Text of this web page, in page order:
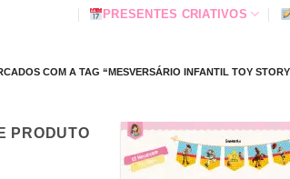
PRESENTES CRIATIVOS
COM A TAG “MESVERSÁRIO INFANTIL TOY
PRODUTO